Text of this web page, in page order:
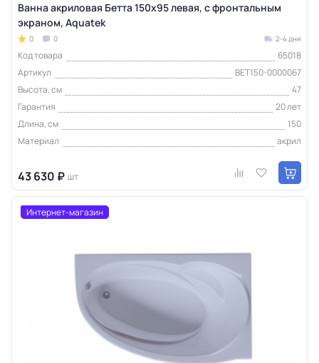
Ванна акриловая Бетта 150х95 левая, с фронтальным
экраном, Aquatek
0 0 2-4 дня
Код товара
65018
Артикул
BET150-0000067
Высота, см
47
Гарантия
20 лет
Длина, см
150
Материал
акрил
43 630 ₽ шт
Интернет-магазин